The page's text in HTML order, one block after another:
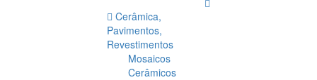
Cerâmica,
Pavimentos,
Revestimentos
Mosaicos
Cerâmicos